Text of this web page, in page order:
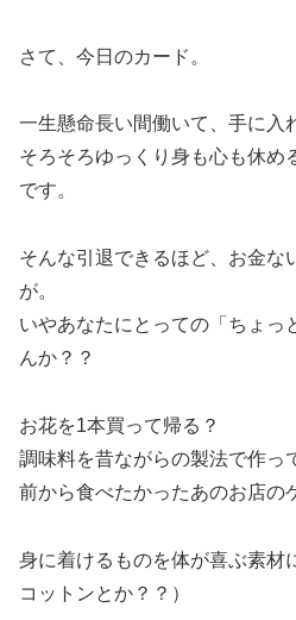
さて、今日のカード。
一生懸命長い間働いて、手に入
そろそろゆっくり身も心も休め
です。
そんな引退できるほど、お金な
が。
いやあなたにとっての「ちょっ
んか？？
お花を1本買って帰る？
調味料を昔ながらの製法で作っ
前から食べたかったあのお店の
身に着けるものを体が喜ぶ素材
コットンとか？？）